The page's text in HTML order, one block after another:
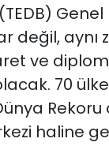
değil, aynı
ve
70
haline